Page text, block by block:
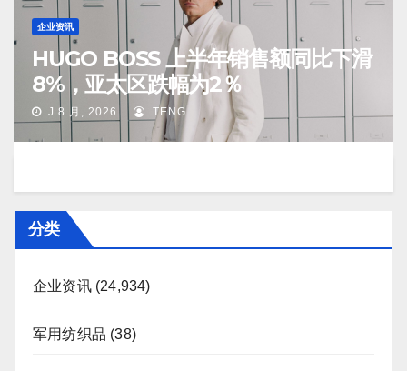
企业资讯
HUGO BOSS 上半年销售额同比下滑
8%，亚太区跌幅为2％
J 8 月, 2026 TENG
分类
企业资讯(24,934)
军用纺织品 (38)